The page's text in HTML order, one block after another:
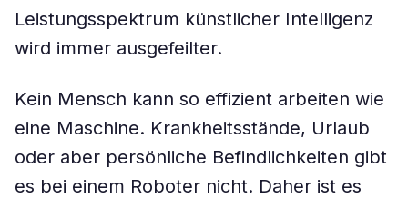
Leistungsspektrum künstlicher Intelligenz
wird immer ausgefeilter.
Kein Mensch kann so effizient arbeiten wie
eine Maschine. Krankheitsstände, Urlaub
oder aber persönliche Befindlichkeiten gibt
es bei einem Roboter nicht. Daher ist es